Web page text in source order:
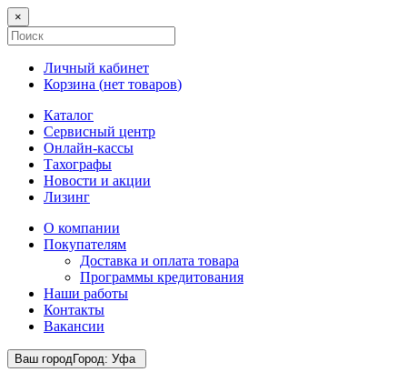
×
Личный кабинет
Корзина (нет товаров)
Каталог
Сервисный центр
Онлайн-кассы
Тахографы
Новости и акции
Лизинг
О компании
Покупателям
Доставка и оплата товара
Программы кредитования
Наши работы
Контакты
Вакансии
Ваш городГород: Уфа